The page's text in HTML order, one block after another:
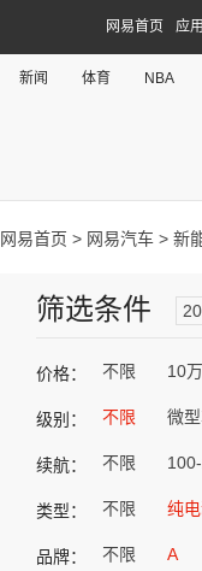
网易首页 应用
新闻 体育 NBA
网易首页 > 网易汽车 > 新
筛选条件
价格： 不限 10
级别： 不限 微
续航： 不限
类型： 不限 纯
品牌： 不限 A